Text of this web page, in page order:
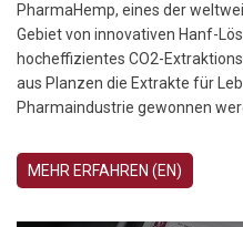
PharmaHemp, eines der
Gebiet von innovativen Hanf-
hocheffizientes CO2-
aus Planzen die Extrakte für
Pharmaindustrie gewonnen
MEHR ERFAHREN (EN)